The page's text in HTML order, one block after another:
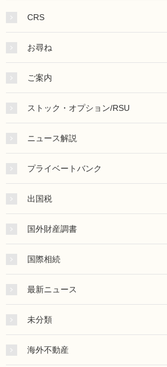
CRS
お尋ね
ご案内
ストック・オプション/RSU
ニュース解説
プライベートバンク
出国税
国外財産調書
国際相続
最新ニュース
未分類
海外不動産